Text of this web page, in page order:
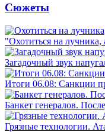
Сюжеты
"Охотиться на лучника,
Загадочный звук
Итоги 06.08: Санкции
Банкет генералов.
Грязные технологии.